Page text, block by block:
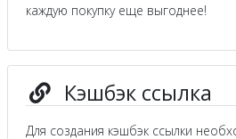
каждую покупку еще выгоднее!
Кэшбэк ссылка
Для создания кэшбэк ссылки